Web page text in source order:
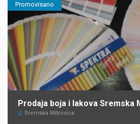
Promovisano
Sremska Mitrovica